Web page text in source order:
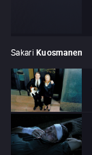
Sakari Kuosmanen